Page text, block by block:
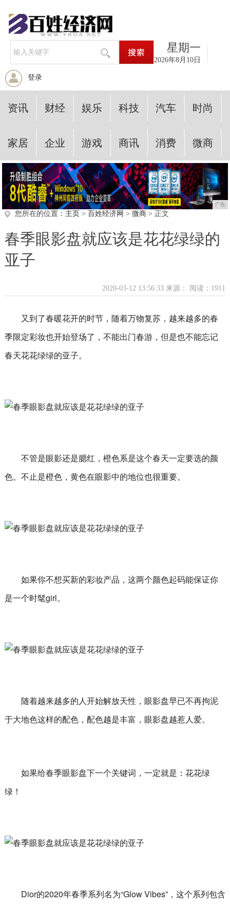
星期一
2026年8月10日
登录
资讯 财经 娱乐 科技 汽车 时尚
家居 企业 游戏 商讯 消费 微商
广告
您所在的位置： 主页 > 百姓经济网 > 微商> 正文
春季眼影盘就应该是花花绿绿的
亚子
2020-03-12 13:56:33 来源： 阅读：1911
又到了春暖花开的时节，随着万物复苏，越来越多的春
季限定彩妆也开始登场了，不能出门春游，但是也不能忘记
春天花花绿绿的亚子。
不管是眼影还是腮红，橙色系是这个春天一定要选的颜
色。不止是橙色，黄色在眼影中的地位也很重要。
如果你不想买新的彩妆产品，这两个颜色起码能保证你
是一个时髦girl。
随着越来越多的人开始解放天性，眼影盘早已不再拘泥
于大地色这样的配色，配色越是丰富，眼影盘越惹人爱。
如果给春季眼影盘下一个关键词，一定就是：花花绿
绿！
Dior的2020年春季系列名为“Glow Vibes”，这个系列包含